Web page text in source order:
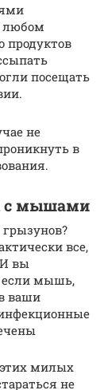
любом
продуктов
посещать
не
в
с мышами
все,
вы
если мышь,
ваши
милых
не